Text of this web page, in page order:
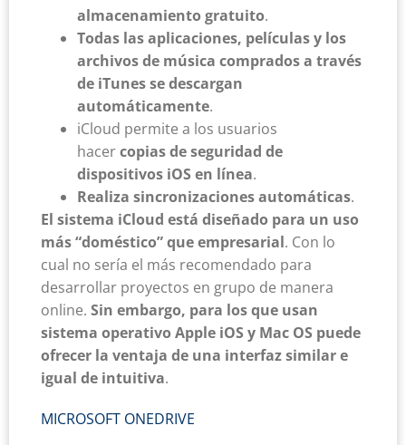
almacenamiento gratuito.
Todas las aplicaciones, películas y los
archivos de música comprados a través
de iTunes se descargan
automáticamente.
iCloud permite a los usuarios
hacercopias de seguridad de
dispositivos iOS en línea.
Realiza sincronizaciones automáticas.
El sistema iCloud está diseñado para un uso
más “doméstico” que empresarial. Con lo
cual no sería el más recomendado para
desarrollar proyectos en grupo de manera
online. Sin embargo, para los que usan
sistema operativo Apple iOS y Mac OS puede
ofrecer la ventaja de una interfaz similar e
igual de intuitiva.
MICROSOFT ONEDRIVE